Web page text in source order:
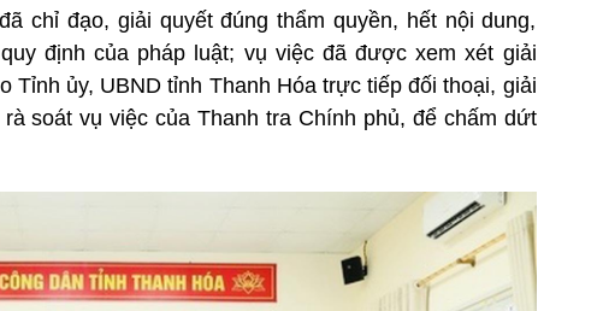
chỉ đạo, giải quyết đúng thẩm quyền, hết nội dung,
định của pháp luật; vụ việc đã được xem xét giải
Tỉnh ủy, UBND tỉnh Thanh Hóa trực tiếp đối thoại, giải
soát vụ việc của Thanh tra Chính phủ, để chấm dứt